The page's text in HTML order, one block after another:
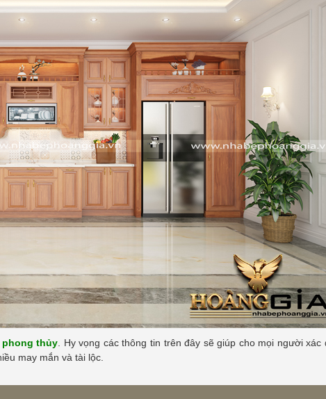
phong thủy. Hy vọng các thông tin trên đây sẽ giúp cho mọi người xác
may mắn và tài lộc.